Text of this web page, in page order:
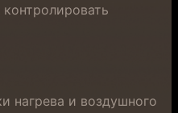
нагрева и воздушного